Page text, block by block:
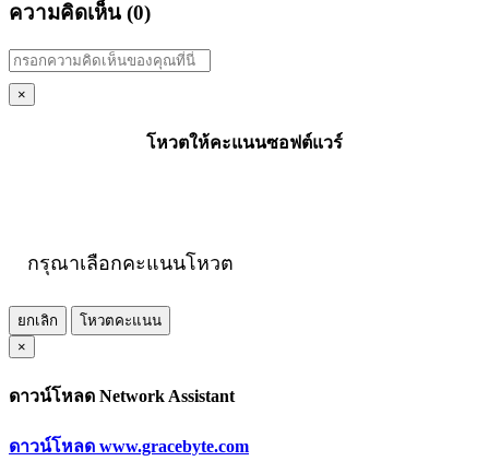
ความคิดเห็น (0)
×
โหวตให้คะแนนซอฟต์แวร์
กรุณาเลือกคะแนนโหวต
ยกเลิก
โหวตคะแนน
×
ดาวน์โหลด Network Assistant
ดาวน์โหลด www.gracebyte.com